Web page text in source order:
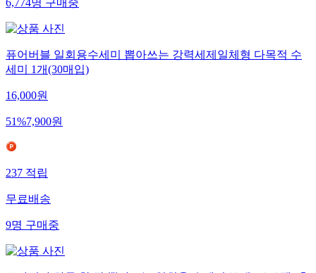
6,774명구매중
퓨어버블 일회용수세미 뽑아쓰는 강력세제일체형 다목적 수
세미 1개(30매입)
16,000원
51%7,900원
237적립
무료배송
9명구매중